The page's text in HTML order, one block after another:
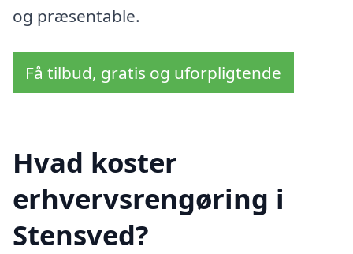
og præsentable.
Få tilbud, gratis og uforpligtende
Hvad koster
erhvervsrengøring i
Stensved?